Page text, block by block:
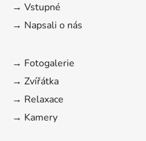
→ Vstupné
→ Napsali o nás
→ Fotogalerie
→ Zvířátka
→ Relaxace
→ Kamery